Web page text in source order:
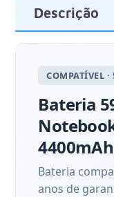
Descrição
COMPATÍVEL
Bateria
Bateria
anos de